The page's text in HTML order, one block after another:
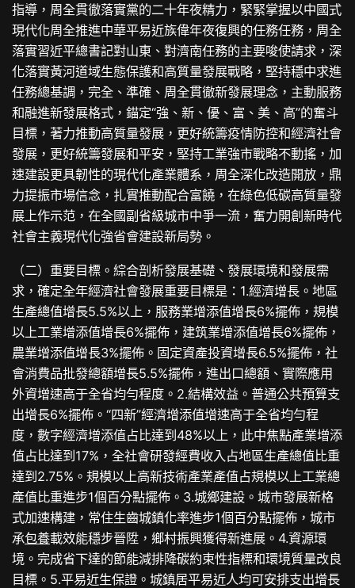
指導，周全貫徹落實黨的二十年夜精力，緊緊掌握以中國式
現代化周全推進中華平易近族偉年夜復興的任務任務，周全
落實習近平總書記對山東、對濟南任務的主要唆使請求，深
化落實黃河道域生態保護和高質量發展戰略，堅持穩中求進
任務總基調，完全、準確、周全貫徹新發展理念，主動服務
和融進新發展格式，錨定“強、新、優、富、美、高”的奮斗
目標，著力推動高質量發展，更好統籌疫情防控和經濟社會
發展，更好統籌發展和平安，堅持工業強市戰略不動搖，加
速建設更具韌性的現代化產業體系，周全深化改造開放，鼎
力提振市場信念，扎實推動配合富饒，在綠色低碳高質量發
展上作示范，在全國副省級城市中爭一流，奮力開創新時代
社會主義現代化強省會建設新局勢。
（二）重要目標。綜合剖析發展基礎、發展環境和發展需
求，確定全年經濟社會發展重要目標是：1.經濟增長。地區
生產總值增長5.5%以上，服務業增添值增長6%擺佈，規模
以上工業增添值增長6%擺佈，建筑業增添值增長6%擺佈，
農業增添值增長3%擺佈。固定資產投資增長6.5%擺佈，社
會消費品批發總額增長5.5%擺佈，進出口總額、實際應用
外資增速高于全省均勻程度。2.結構效益。普通公共預算支
出增長6%擺佈。“四新”經濟增添值增速高于全省均勻程
度，數字經濟增添值占比達到48%以上，此中焦點產業增添
值占比達到17%，全社會研發經費收入占地區生產總值比重
達到2.75%。規模以上高新技術產業產值占規模以上工業總
產值比重進步1個百分點擺佈。3.城鄉建設。城市發展新格
式加速構建，常住生齒城鎮化率進步1個百分點擺佈，城市
承包養載效能穩步晉陞，鄉村振興獲得新進展。4.資源環
境。完成省下達的節能減排降碳約束性指標和環境質量改良
目標。5.平易近生保證。城鎮居平易近人均可安排支出增長